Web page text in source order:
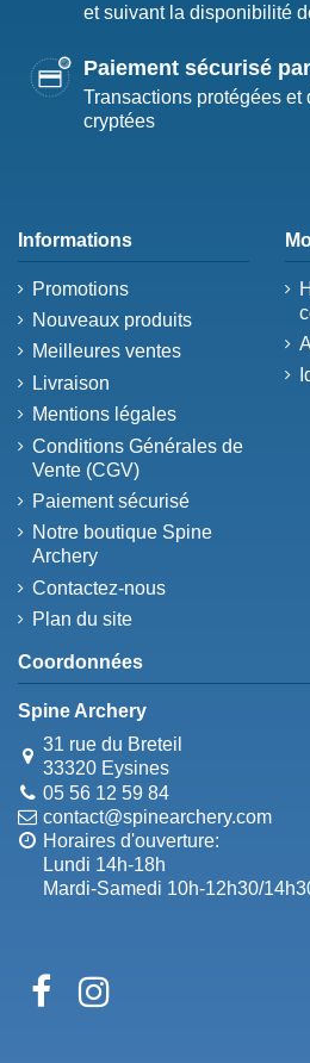
et suivant la disponibilité
Paiement sécurisé
Transactions protégées et
cryptées
Informations
Promotions
Nouveaux produits
Meilleures ventes
Livraison
Mentions légales
Conditions Générales de
Vente (CGV)
Paiement sécurisé
Notre boutique Spine
Archery
Contactez-nous
Plan du site
Coordonnées
Spine Archery
31 rue du Breteil
33320 Eysines
05 56 12 59 84
contact@spinearchery.com
Horaires d'ouverture:
Lundi 14h-18h
Mardi-Samedi 10h-12h30/